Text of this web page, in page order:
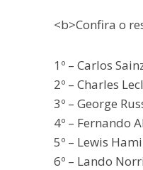
<b>Confira o
1º – Carlos
2º – Charles
3º – George
4º – Fernando
5º – Lewis
6º – Lando